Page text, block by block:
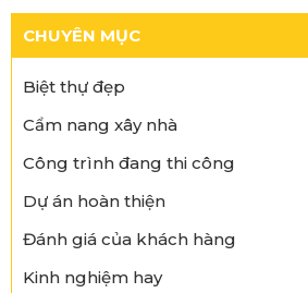
CHUYÊN MỤC
Biệt thự đẹp
Cẩm nang xây nhà
Công trình đang thi công
Dự án hoàn thiện
Đánh giá của khách hàng
Kinh nghiệm hay